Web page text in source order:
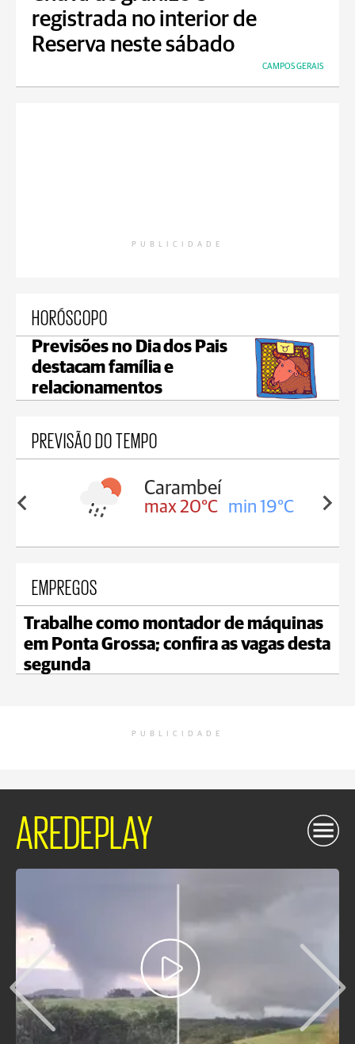
registrada no interior de
Reserva neste sábado
CAMPOS GERAIS
PUBLICIDADE
HORÓSCOPO
Previsões no Dia dos Pais
destacam família e
relacionamentos
PREVISÃO DO TEMPO
19°C
Carambeí
max 20°C min 19°C
EMPREGOS
Trabalhe como montador de máquinas
em Ponta Grossa; confira as vagas desta
segunda
PUBLICIDADE
AREDEPLAY